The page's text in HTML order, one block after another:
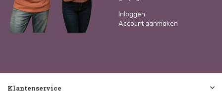
Inloggen
Account aanmaken
Klantenservice